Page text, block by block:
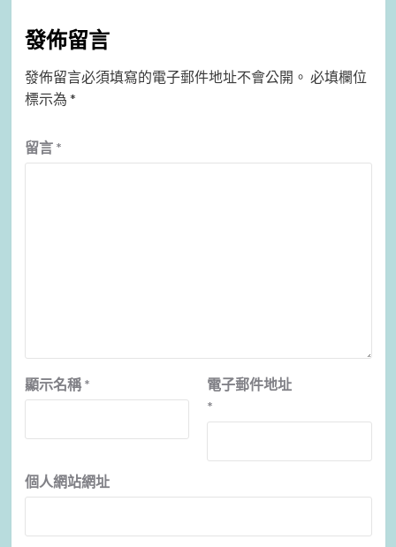
發佈留言
發佈留言必須填寫的電子郵件地址不會公開。 必填欄位
標示為 *
留言 *
顯示名稱 *
電子郵件地址
*
個人網站網址